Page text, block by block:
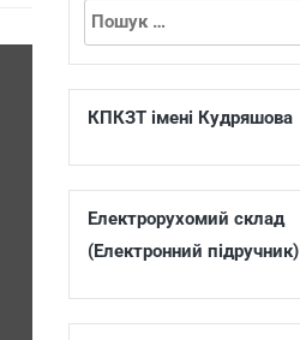
КПКЗТ імені Кудряшова
Електрорухомий склад
(Електронний підручник)